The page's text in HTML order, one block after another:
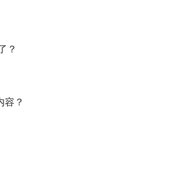
？
容？